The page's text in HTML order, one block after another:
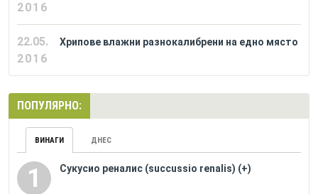
2016
22.05.
2016
Хрипове влажни разнокалибрени на едно място
ПОПУЛЯРНО:
ВИНАГИ ДНЕС
1 Сукусио реналис (succussio renalis) (+)